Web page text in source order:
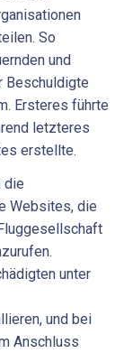
So
und
Beschuldigte
Ersteres führte
letzteres
erstellte.
die
Websites, die
unter
und bei
Anschluss